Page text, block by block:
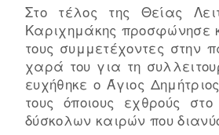
Στο τέλος της Θείας
Καριχημάκης προσφώνησε
τους συμμετέχοντες στην
χαρά του για τη
ευχήθηκε ο Άγιος
τους όποιους εχθρούς
δύσκολων καιρών που